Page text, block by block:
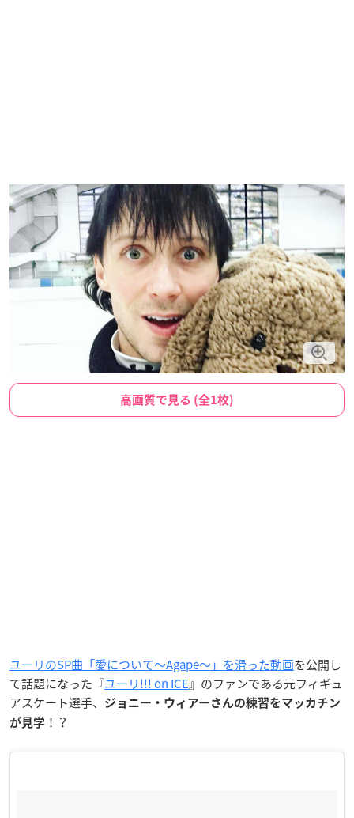
高画質で見る (全1枚)
ユーリのSP曲「愛について～Agape～」を滑った動画を公開し
て話題になった 『ユーリ!!! on ICE』のファンである元フィギュ
アスケート選手、
ジョニー・ウィアーさんの練習をマッカチン
が見学 ！？